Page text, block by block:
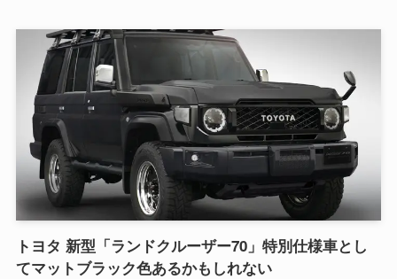
トヨタ 新型「ランドクルーザー70」特別仕様車とし
てマットブラック色あるかもしれない